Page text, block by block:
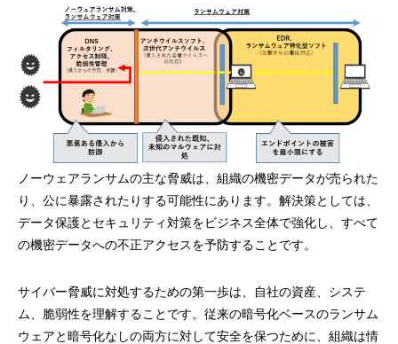
ノーウェアランサムの主な脅威は、組織の機密データが売られた
り、公に暴露されたりする可能性にあります。解決策としては、
データ保護とセキュリティ対策をビジネス全体で強化し、すべて
の機密データへの不正アクセスを予防することです。
サイバー脅威に対処するための第一歩は、自社の資産、システ
ム、脆弱性を理解することです。従来の暗号化ベースのランサム
ウェアと暗号化なしの両方に対して安全を保つために、組織は情